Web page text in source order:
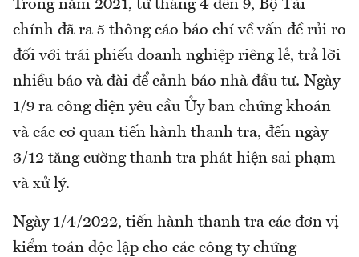
Trong năm 2021, từ tháng 4 đến 9, Bộ Tài
chính đã ra 5 thông cáo báo chí về vấn đề rủi ro
đối với trái phiếu doanh nghiệp riêng lẻ, trả lời
nhiều báo và đài để cảnh báo nhà đầu tư. Ngày
1/9 ra công điện yêu cầu Ủy ban chứng khoán
và các cơ quan tiến hành thanh tra, đến ngày
3/12 tăng cường thanh tra phát hiện sai phạm
và xử lý.
Ngày 1/4/2022, tiến hành thanh tra các đơn vị
kiểm toán độc lập cho các công ty chứng